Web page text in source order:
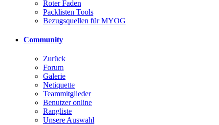
Roter Faden
Packlisten Tools
Bezugsquellen für MYOG
Community
Zurück
Forum
Galerie
Netiquette
Teammitglieder
Benutzer online
Rangliste
Unsere Auswahl